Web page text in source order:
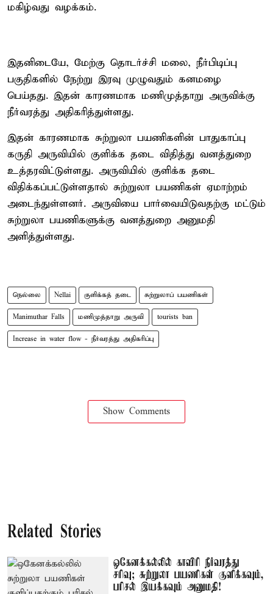
மகிழ்வது வழக்கம்.
இதனிடையே, மேற்கு தொடர்ச்சி மலை, நீர்பிடிப்பு
பகுதிகளில் நேற்று இரவு முழுவதும் கனமழை
பெய்தது. இதன் காரணமாக மணிமுத்தாறு அருவிக்கு
நீர்வரத்து அதிகரித்துள்ளது.
இதன் காரணமாக சுற்றுலா பயணிகளின் பாதுகாப்பு
கருதி அருவியில் குளிக்க தடை விதித்து வனத்துறை
உத்தரவிட்டுள்ளது. அருவியில் குளிக்க தடை
விதிக்கப்பட்டுள்ளதால் சுற்றுலா பயணிகள் ஏமாற்றம்
அடைந்துள்ளனர். அருவியை பார்வையிடுவதற்கு மட்டும்
சுற்றுலா பயணிகளுக்கு வனத்துறை அனுமதி
அளித்துள்ளது.
நெல்லை Nellai குளிக்கத் தடை சுற்றுலாப் பயணிகள்
Manimuthar Falls மணிமுத்தாறு அருவி tourists ban
Increase in water flow - நீர்வரத்து அதிகரிப்பு
Show Comments
Related Stories
ஒகேனக்கல்லில் காவிரி நீர்வரத்து
சரிவு; சுற்றுலா பயணிகள் குளிக்கவும்,
பரிசல் இயக்கவும் அனுமதி!